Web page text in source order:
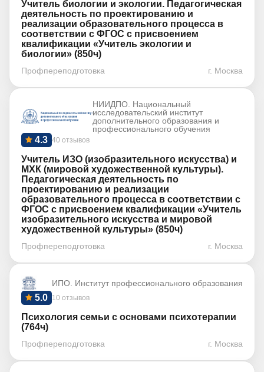
Учитель биологии и экологии. Педагогическая
деятельность по проектированию и
реализации образовательного процесса в
соответствии с ФГОС с присвоением
квалификации «Учитель экологии и
биологии» (850ч)
Профпереподготовка г. Москва
НИИДПО. Национальный
исследовательский институт
дополнительного образования и
профессионального обучения
40 отзывов
4.3
Учитель ИЗО (изобразительного искусства) и
МХК (мировой художественной культуры).
Педагогическая деятельность по
проектированию и реализации
образовательного процесса в соответствии с
ФГОС с присвоением квалификации «Учитель
изобразительного искусства и мировой
художественной культуры» (850ч)
Профпереподготовка г. Москва
ИПО. Институт профессионального образования
10 отзывов
5.0
Психология семьи с основами психотерапии
(764ч)
Профпереподготовка г. Москва